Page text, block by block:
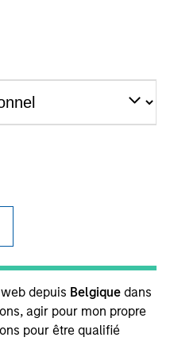
depuis Belgique dans
agir pour mon propre
pour être qualifié
on the MSIM
and risk
and global
Morgan Stanley as
yield healthcare in